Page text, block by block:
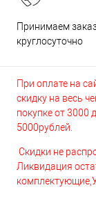
Принимаем
круглосуточно
При оплате на
скидку на весь
покупке от 3000
5000рублей.
Скидки не
Ликвидация